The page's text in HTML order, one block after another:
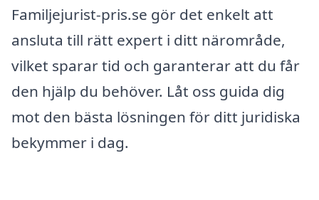
Familjejurist-pris.se gör det enkelt att
ansluta till rätt expert i ditt närområde,
vilket sparar tid och garanterar att du får
den hjälp du behöver. Låt oss guida dig
mot den bästa lösningen för ditt juridiska
bekymmer i dag.